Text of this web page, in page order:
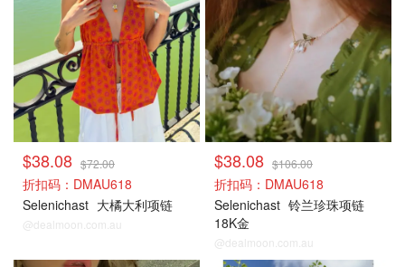
$38.08 $72.00
折扣码：DMAU618
Selenichast 大橘大利项链
@dealmoon.com.au
$38.08 $106.00
折扣码：DMAU618
Selenichast 铃兰珍珠项链
18K金
@dealmoon.com.au